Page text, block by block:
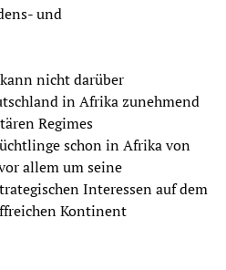
und
nicht darüber
in Afrika zunehmend
Regimes
schon in Afrika von
allem um seine
Interessen auf dem
Kontinent